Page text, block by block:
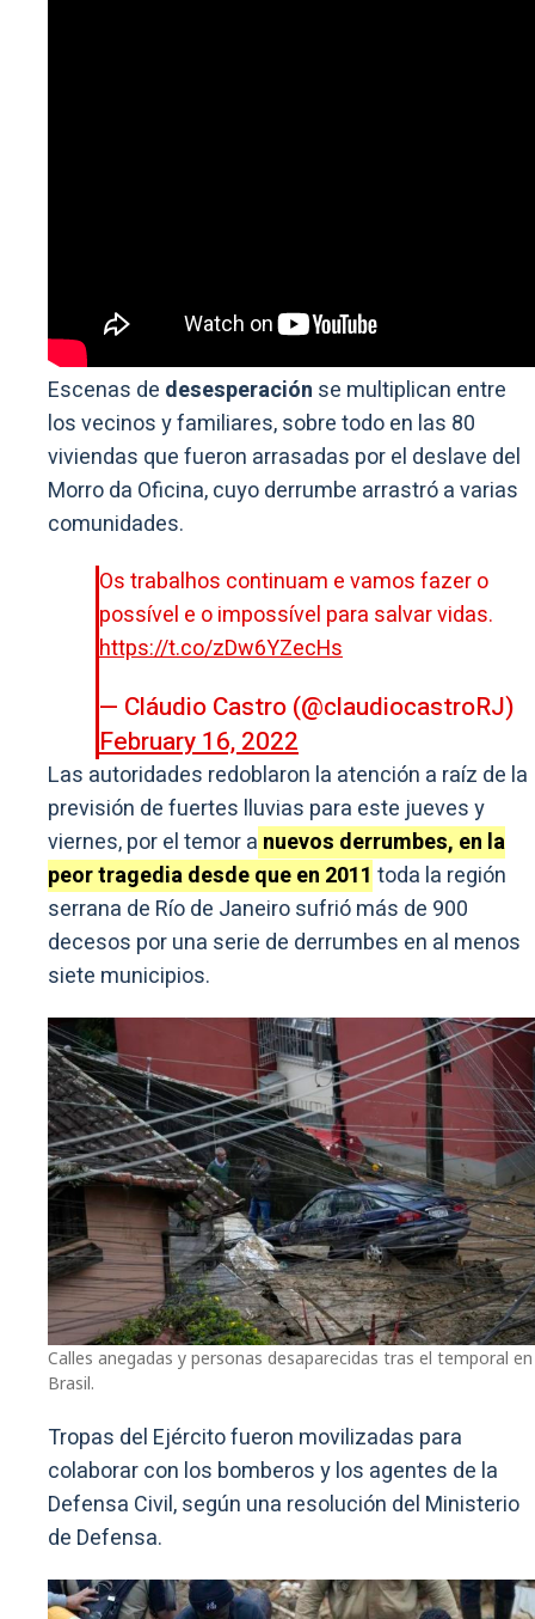
Escenas de desesperación se multiplican entre
los vecinos y familiares, sobre todo en las 80
viviendas que fueron arrasadas por el deslave del
Morro da Oficina, cuyo derrumbe arrastró a varias
comunidades.
Os trabalhos continuam e vamos fazer o
possível e o impossível para salvar vidas.
https://t.co/zDw6YZecHs
— Cláudio Castro (@claudiocastroRJ)
February 16, 2022
Las autoridades redoblaron la atención a raíz de la
previsión de fuertes lluvias para este jueves y
viernes, por el temor a nuevos derrumbes, en la
peor tragedia desde que en 2011 toda la región
serrana de Río de Janeiro sufrió más de 900
decesos por una serie de derrumbes en al menos
siete municipios.
Calles anegadas y personas desaparecidas tras el temporal en
Brasil.
Tropas del Ejército fueron movilizadas para
colaborar con los bomberos y los agentes de la
Defensa Civil, según una resolución del Ministerio
de Defensa.